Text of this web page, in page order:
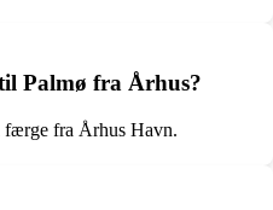
Palmø fra Århus?
færge fra Århus Havn.